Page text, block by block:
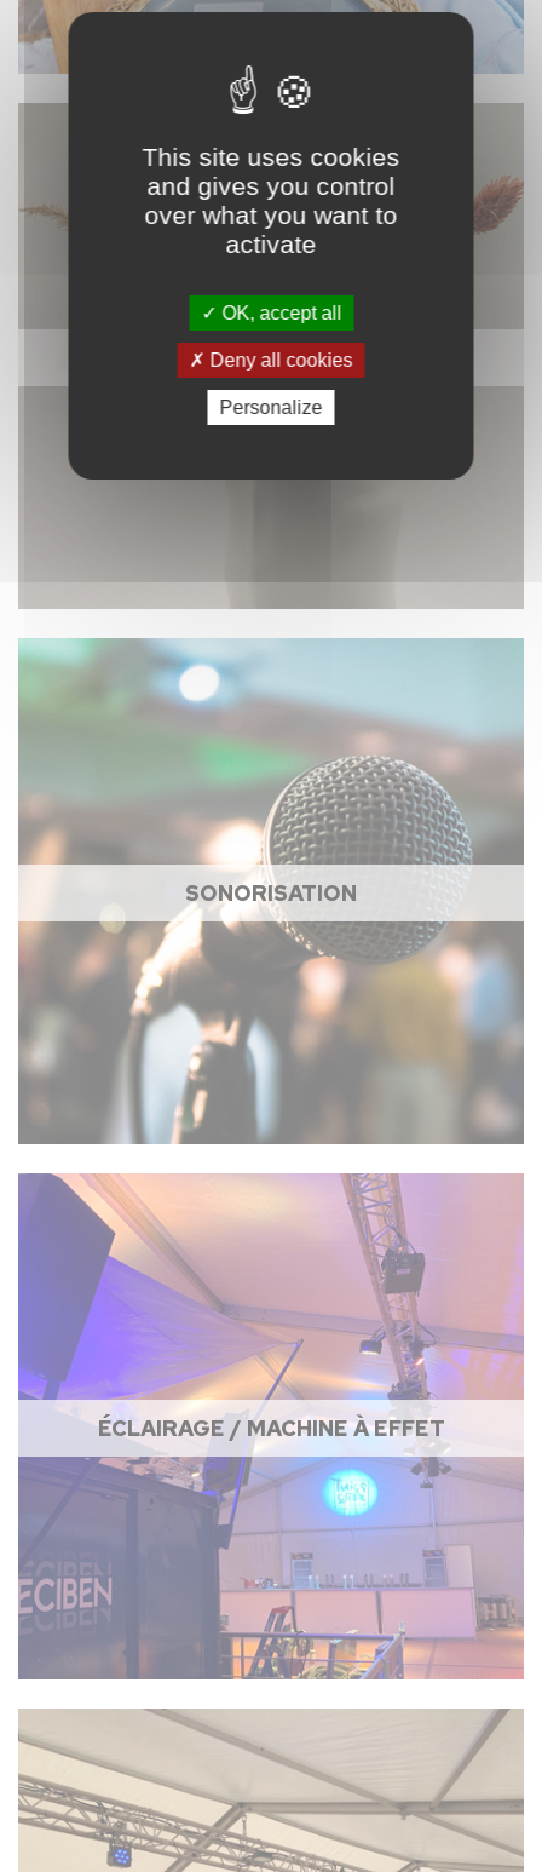
DÉCORATION
SONORISATION
ÉCLAIRAGE / MACHINE À EFFET
This site uses cookies
and gives you control
over what you want to
activate
OK, accept all
Deny all cookies
Personalize